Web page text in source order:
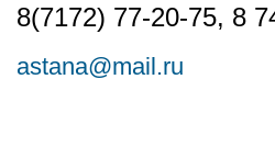
8(7172) 77-20-75, 8
astana@mail.ru